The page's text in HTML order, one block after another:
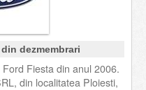
dezmembrari
Fiesta din anul 2006.
din localitatea Ploiesti,